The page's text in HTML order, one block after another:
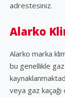
adrestesiniz.
Alarko
Alarko marka
bu genellikle
veya gaz